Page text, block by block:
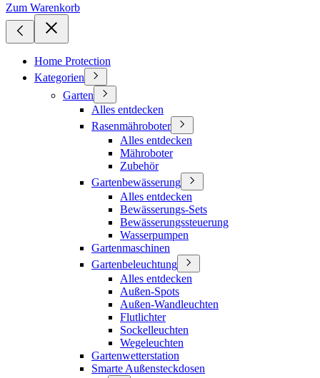
Zum Warenkorb
Home Protection
Kategorien
Garten
Alles entdecken
Rasenmähroboter
Alles entdecken
Mähroboter
Zubehör
Gartenbewässerung
Alles entdecken
Bewässerungs-Sets
Bewässerungssteuerung
Wasserpumpen
Gartenmaschinen
Gartenbeleuchtung
Alles entdecken
Außen-Spots
Außen-Wandleuchten
Flutlichter
Sockelleuchten
Wegeleuchten
Gartenwetterstation
Smarte Außensteckdosen